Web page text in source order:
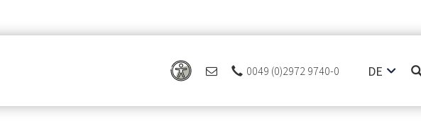
0049 (0)2972 9740-0
DE
NL